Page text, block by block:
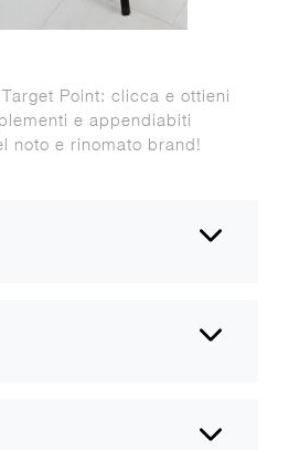
Point: clicca e ottieni
e appendiabiti
noto e rinomato brand!